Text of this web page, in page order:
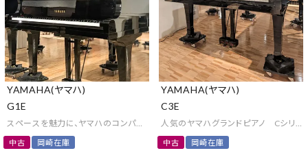
YAMAHA(ヤマハ)
G1E
スペースを魅力に、ヤマハのコンパクトグランドピアノ
中古 岡崎在庫
YAMAHA(ヤマハ)
C3E
人気のヤマハグランドピアノ Cシリー
中古 岡崎在庫